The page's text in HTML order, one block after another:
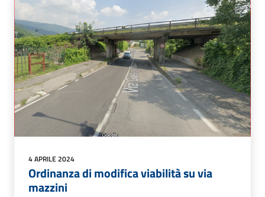
4 APRILE 2024
Ordinanza di modifica viabilità su via
mazzini